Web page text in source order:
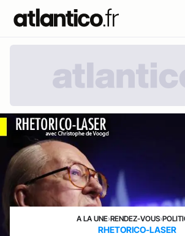
A LA UNE›RENDEZ-VOUS›
RHETORICO-LASER